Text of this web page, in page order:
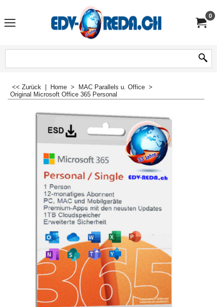
0
<< Zurück Home > MAC Parallels u. Office >
Original Microsoft Office 365 Personal